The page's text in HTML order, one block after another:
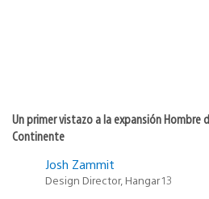
Un primer vistazo a la expansión Hombre
Continente
Josh Zammit
Design Director, Hangar 13